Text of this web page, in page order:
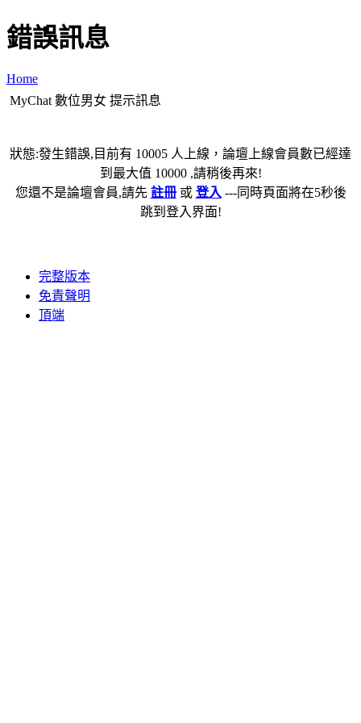
錯誤訊息
Home
MyChat 數位男女 提示訊息
狀態:發生錯誤,目前有 10005 人上線，論壇上線會員數已經達
到最大值 10000 ,請稍後再來!
您還不是論壇會員,請先 註冊或 登入 ---同時頁面將在5秒後
跳到登入界面!
完整版本
免責聲明
頂端